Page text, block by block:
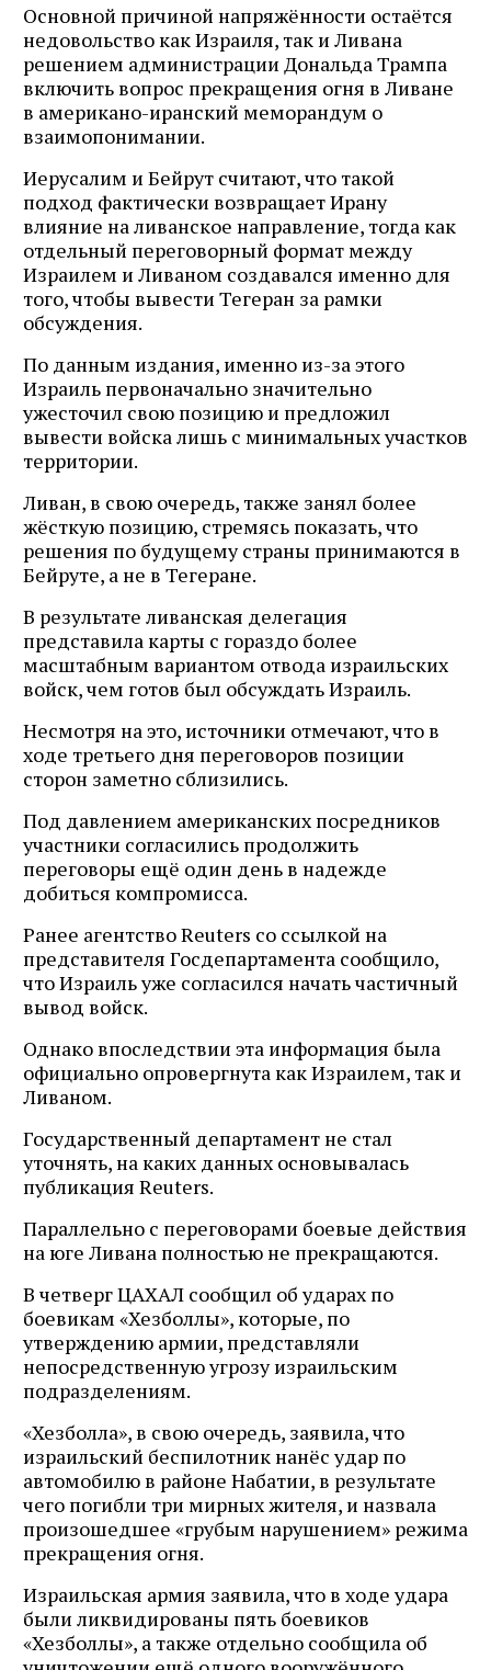
Основной причиной напряжённости остаётся
недовольство как Израиля, так и Ливана
решением администрации Дональда Трампа
включить вопрос прекращения огня в Ливане
в американо-иранский меморандум о
взаимопонимании.
Иерусалим и Бейрут считают, что такой
подход фактически возвращает Ирану
влияние на ливанское направление, тогда как
отдельный переговорный формат между
Израилем и Ливаном создавался именно для
того, чтобы вывести Тегеран за рамки
обсуждения.
По данным издания, именно из-за этого
Израиль первоначально значительно
ужесточил свою позицию и предложил
вывести войска лишь с минимальных участков
территории.
Ливан, в свою очередь, также занял более
жёсткую позицию, стремясь показать, что
решения по будущему страны принимаются в
Бейруте, а не в Тегеране.
В результате ливанская делегация
представила карты с гораздо более
масштабным вариантом отвода израильских
войск, чем готов был обсуждать Израиль.
Несмотря на это, источники отмечают, что в
ходе третьего дня переговоров позиции
сторон заметно сблизились.
Под давлением американских посредников
участники согласились продолжить
переговоры ещё один день в надежде
добиться компромисса.
Ранее агентство Reuters со ссылкой на
представителя Госдепартамента сообщило,
что Израиль уже согласился начать частичный
вывод войск.
Однако впоследствии эта информация была
официально опровергнута как Израилем, так и
Ливаном.
Государственный департамент не стал
уточнять, на каких данных основывалась
публикация Reuters.
Параллельно с переговорами боевые действия
на юге Ливана полностью не прекращаются.
В четверг ЦАХАЛ сообщил об ударах по
боевикам «Хезболлы», которые, по
утверждению армии, представляли
непосредственную угрозу израильским
подразделениям.
«Хезболла», в свою очередь, заявила, что
израильский беспилотник нанёс удар по
автомобилю в районе Набатии, в результате
чего погибли три мирных жителя, и назвала
произошедшее «грубым нарушением» режима
прекращения огня.
Израильская армия заявила, что в ходе удара
были ликвидированы пять боевиков
«Хезболлы», а также отдельно сообщила об